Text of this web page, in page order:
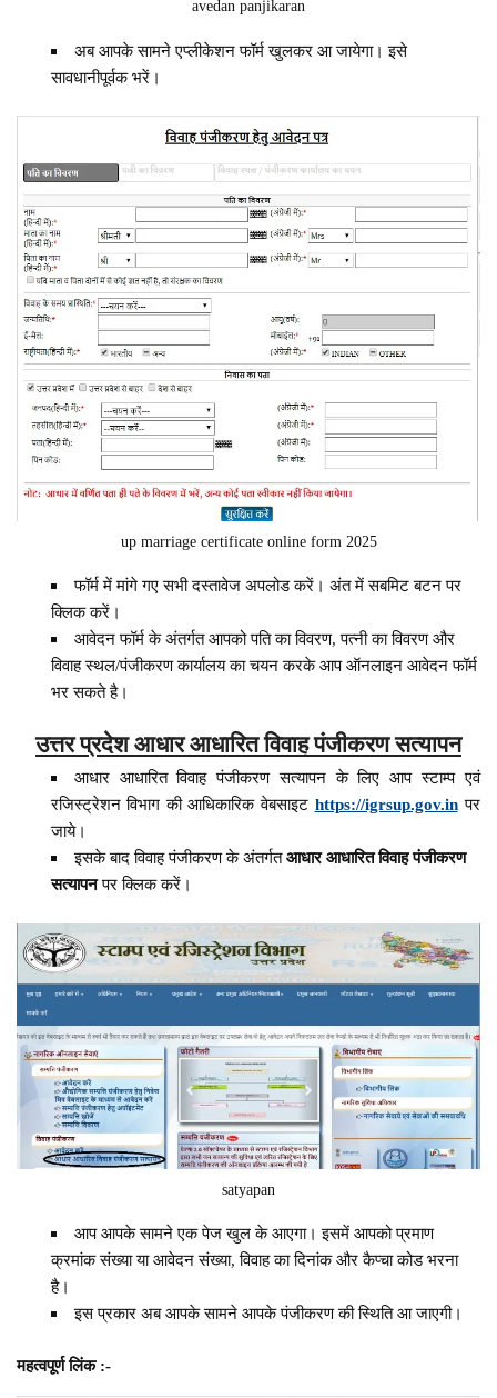
avedan panjikaran
अब आपके सामने एप्लीकेशन फॉर्म खुलकर आ जायेगा। इसे
सावधानीपूर्वक भरें।
up marriage certificate online form 2025
फॉर्म में मांगे गए सभी दस्तावेज अपलोड करें। अंत में सबमिट बटन पर
क्लिक करें।
आवेदन फॉर्म के अंतर्गत आपको पति का विवरण, पत्नी का विवरण और
विवाह स्थल/पंजीकरण कार्यालय का चयन करके आप ऑनलाइन आवेदन फॉर्म
भर सकते है।
उत्तर प्रदेश आधार आधारित विवाह पंजीकरण सत्यापन
आधार आधारित विवाह पंजीकरण सत्यापन के लिए आप स्टाम्प एवं
रजिस्ट्रेशन विभाग की आधिकारिक वेबसाइट https://igrsup.gov.inपर
जाये।
इसके बाद विवाह पंजीकरण के अंतर्गतआधार आधारित विवाह पंजीकरण
सत्यापनपर क्लिक करें।
satyapan
आप आपके सामने एक पेज खुल के आएगा। इसमें आपको प्रमाण
क्रमांक संख्या या आवेदन संख्या, विवाह का दिनांक और कैप्चा कोड भरना
है।
इस प्रकार अब आपके सामने आपके पंजीकरण की स्थिति आ जाएगी।
महत्वपूर्ण लिंक :-